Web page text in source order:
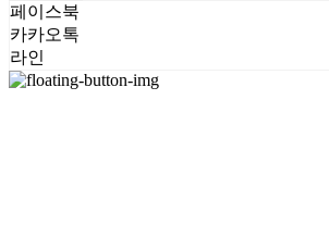
페이스북
카카오톡
라인